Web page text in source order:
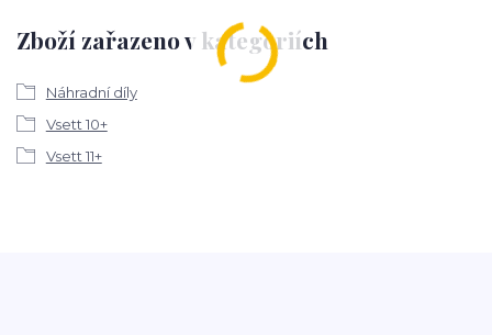
Zboží zařazeno v kategoriích
Náhradní díly
Vsett 10+
Vsett 11+